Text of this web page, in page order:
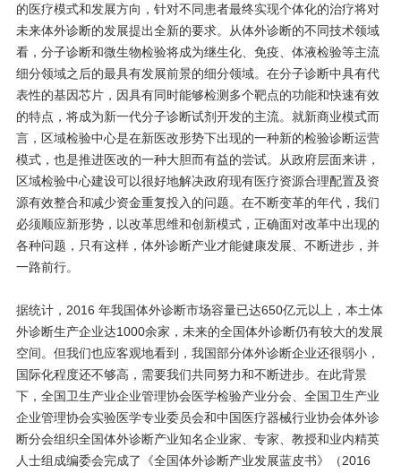
的医疗模式和发展方向，针对不同患者最终实现个体化的治疗将对
未来体外诊断的发展提出全新的要求。从体外诊断的不同技术领域
看，分子诊断和微生物检验将成为继生化、免疫、体液检验等主流
细分领域之后的最具有发展前景的细分领域。在分子诊断中具有代
表性的基因芯片，因具有同时能够检测多个靶点的功能和快速有效
的特点，将成为新一代分子诊断试剂开发的主流。就新商业模式而
言，区域检验中心是在新医改形势下出现的一种新的检验诊断运营
模式，也是推进医改的一种大胆而有益的尝试。从政府层面来讲，
区域检验中心建设可以很好地解决政府现有医疗资源合理配置及资
源有效整合和减少资金重复投入的问题。在不断变革的年代，我们
必须顺应新形势，以改革思维和创新模式，正确面对改革中出现的
各种问题，只有这样，体外诊断产业才能健康发展、不断进步，并
一路前行。
据统计，2016 年我国体外诊断市场容量已达650亿元以上，本土体
外诊断生产企业达1000余家，未来的全国体外诊断仍有较大的发展
空间。但我们也应客观地看到，我国部分体外诊断企业还很弱小，
国际化程度还不够高，需要我们共同努力和不断进步。在此背景
下，全国卫生产业企业管理协会医学检验产业分会、全国卫生产业
企业管理协会实验医学专业委员会和中国医疗器械行业协会体外诊
断分会组织全国体外诊断产业知名企业家、专家、教授和业内精英
人士组成编委会完成了《全国体外诊断产业发展蓝皮书》（2016